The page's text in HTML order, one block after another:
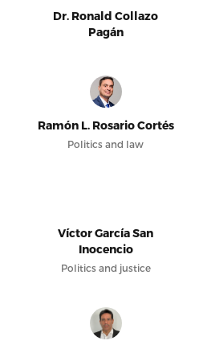
Dr. Ronald Collazo
Pagán
Ramón L. Rosario Cortés
Politics and law
Víctor García San
Inocencio
Politics and justice